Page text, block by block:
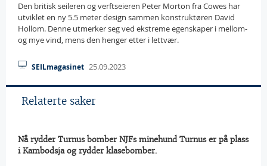
Den britisk seileren og verftseieren Peter Morton fra Cowes har
utviklet en ny 5.5 meter design sammen konstruktøren David
Hollom. Denne utmerker seg ved ekstreme egenskaper i mellom-
og mye vind, mens den henger etter i lettvær.
SEILmagasinet 25.09.2023
Relaterte saker
Nå rydder Turnus bomber NJFs minehund Turnus er på plass
i Kambodsja og rydder klasebomber.